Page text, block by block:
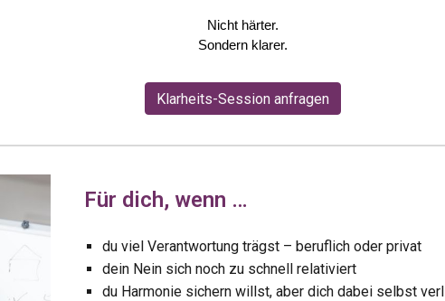
Nicht härter.
Sondern klarer.
Klarheits-Session anfragen
Für dich, wenn …
du viel Verantwortung trägst – beruflich oder privat
dein Nein sich noch zu schnell relativiert
du Harmonie sichern willst, aber dich dabei selbst